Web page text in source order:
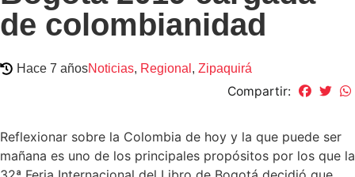
de colombianidad
Hace 7 añosNoticias, Regional , Zipaquirá
Compartir:
Reflexionar sobre la Colombia de hoy y la que puede ser
mañana es uno de los principales propósitos por los que la